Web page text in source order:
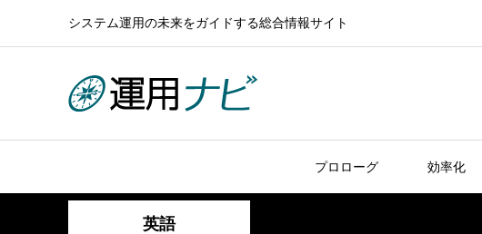
システム運用の未来をガイドする総合情報サイト
プロローグ 効率化
英語